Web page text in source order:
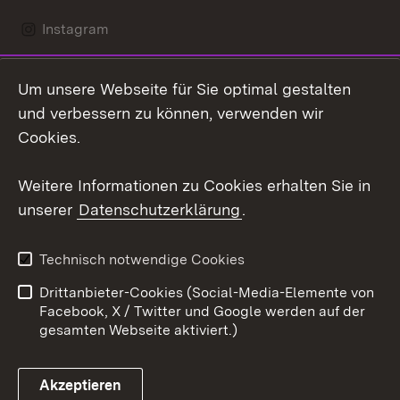
Instagram
Mastodon
Youtube
Link zum Landesportal
Kontakt
Datenschutz
Barrierefreiheit
Impressum Cookies
Um unsere Webseite für Sie optimal gestalten
und verbessern zu können, verwenden wir
Cookies.
Weitere Informationen zu Cookies erhalten Sie in
unserer Datenschutzerklärung.
Technisch notwendige Cookies
Drittanbieter-Cookies (Social-Media-Elemente von
Facebook, X / Twitter und Google werden auf der
gesamten Webseite aktiviert.)
Akzeptieren